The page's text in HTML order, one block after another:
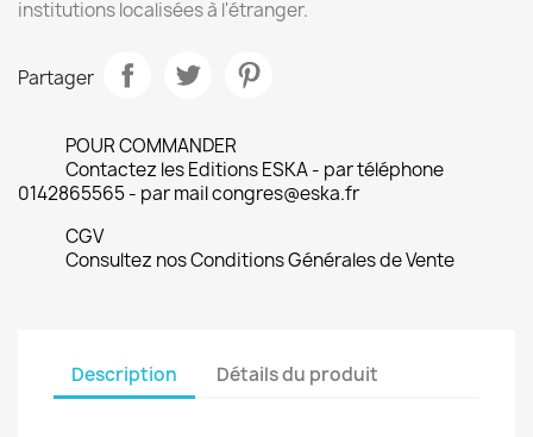
institutions localisées à l'étranger.
Partager
POUR COMMANDER
Contactez les Editions ESKA - par téléphone
0142865565 - par mail congres@eska.fr
CGV
Consultez nos Conditions Générales de Vente
Description Détails du produit